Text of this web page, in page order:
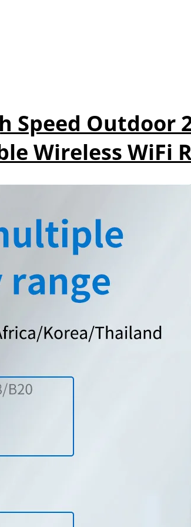
Speed Outdoor
Wireless WiFi